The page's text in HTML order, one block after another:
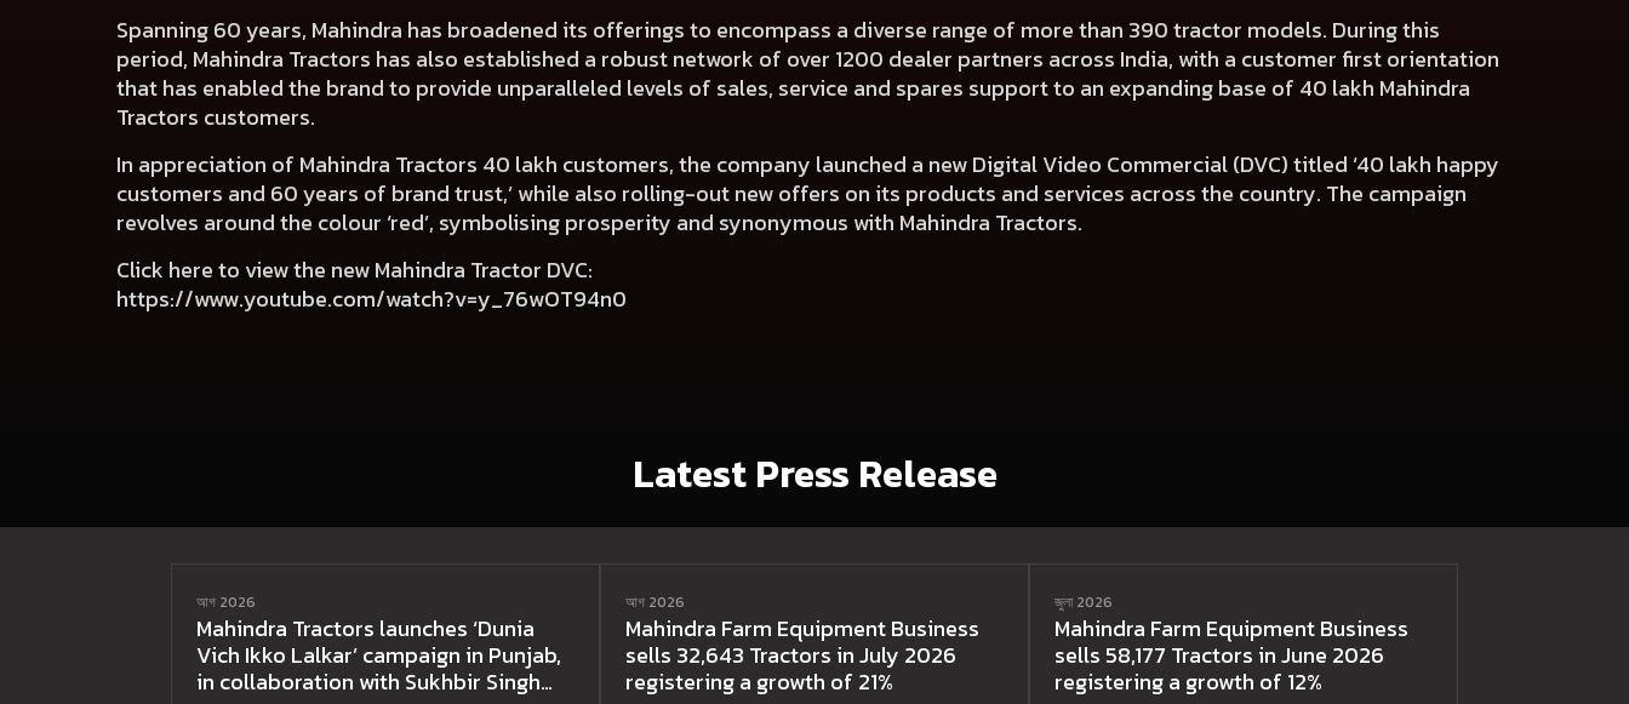
Spanning 60 years, Mahindra has broadened its offerings to encompass a diverse range of more than 390 tractor models. During this
period, Mahindra Tractors has also established a robust network of over 1200 dealer partners across India, with a customer first orientation
that has enabled the brand to provide unparalleled levels of sales, service and spares support to an expanding base of 40 lakh Mahindra
Tractors customers.
In appreciation of Mahindra Tractors 40 lakh customers, the company launched a new Digital Video Commercial (DVC) titled ‘40 lakh happy
customers and 60 years of brand trust,’ while also rolling-out new offers on its products and services across the country. The campaign
revolves around the colour ‘red’, symbolising prosperity and synonymous with Mahindra Tractors.
Click here to view the new Mahindra Tractor DVC:
https://www.youtube.com/watch?v=y_76wOT94n0
Latest Press Release
আগ 2026
Mahindra Tractors launches ‘Dunia
Vich Ikko Lalkar’ campaign in Punjab,
in collaboration with Sukhbir Singh
আগ 2026
Mahindra Farm Equipment Business
sells 32,643 Tractors in July 2026
registering a growth of 21%
জুলা 2026
Mahindra Farm Equipment Business
sells 58,177 Tractors in June 2026
registering a growth of 12%